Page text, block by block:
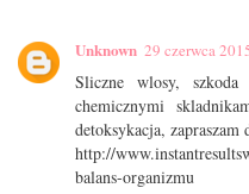
Unknown 29 czerwca
Sliczne wlosy,
chemicznymi
detoksykacja,
http://
balans-organizmu